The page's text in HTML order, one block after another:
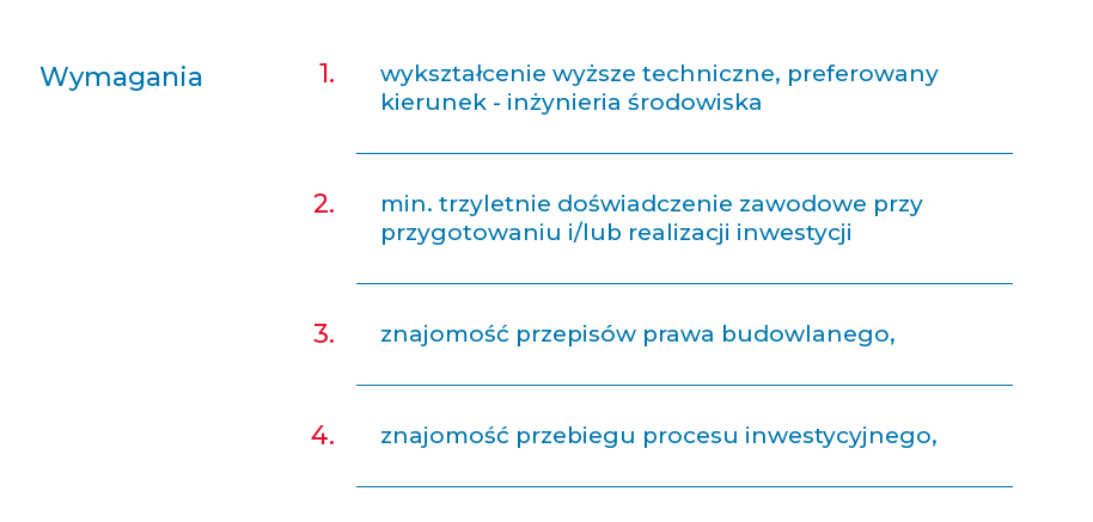
Wymagania
wykształcenie wyższe techniczne, preferowany
kierunek - inżynieria środowiska
min. trzyletnie doświadczenie zawodowe przy
przygotowaniu i/lub realizacji inwestycji
znajomość przepisów prawa budowlanego,
znajomość przebiegu procesu inwestycyjnego,